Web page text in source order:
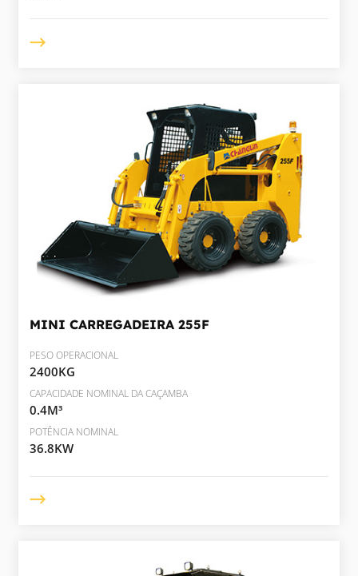
MINI CARREGADEIRA255F
PESO OPERACIONAL
2400KG
CAPACIDADE NOMINAL DA CAÇAMBA
0.4M³
POTÊNCIA NOMINAL
36.8KW